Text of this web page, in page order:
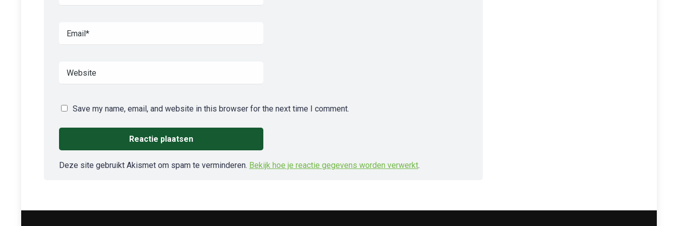
Save my name, email, and website in this browser for the next time I comment.
Deze site gebruikt Akismet om spam te verminderen. Bekijk hoe je reactie gegevens worden verwerkt.